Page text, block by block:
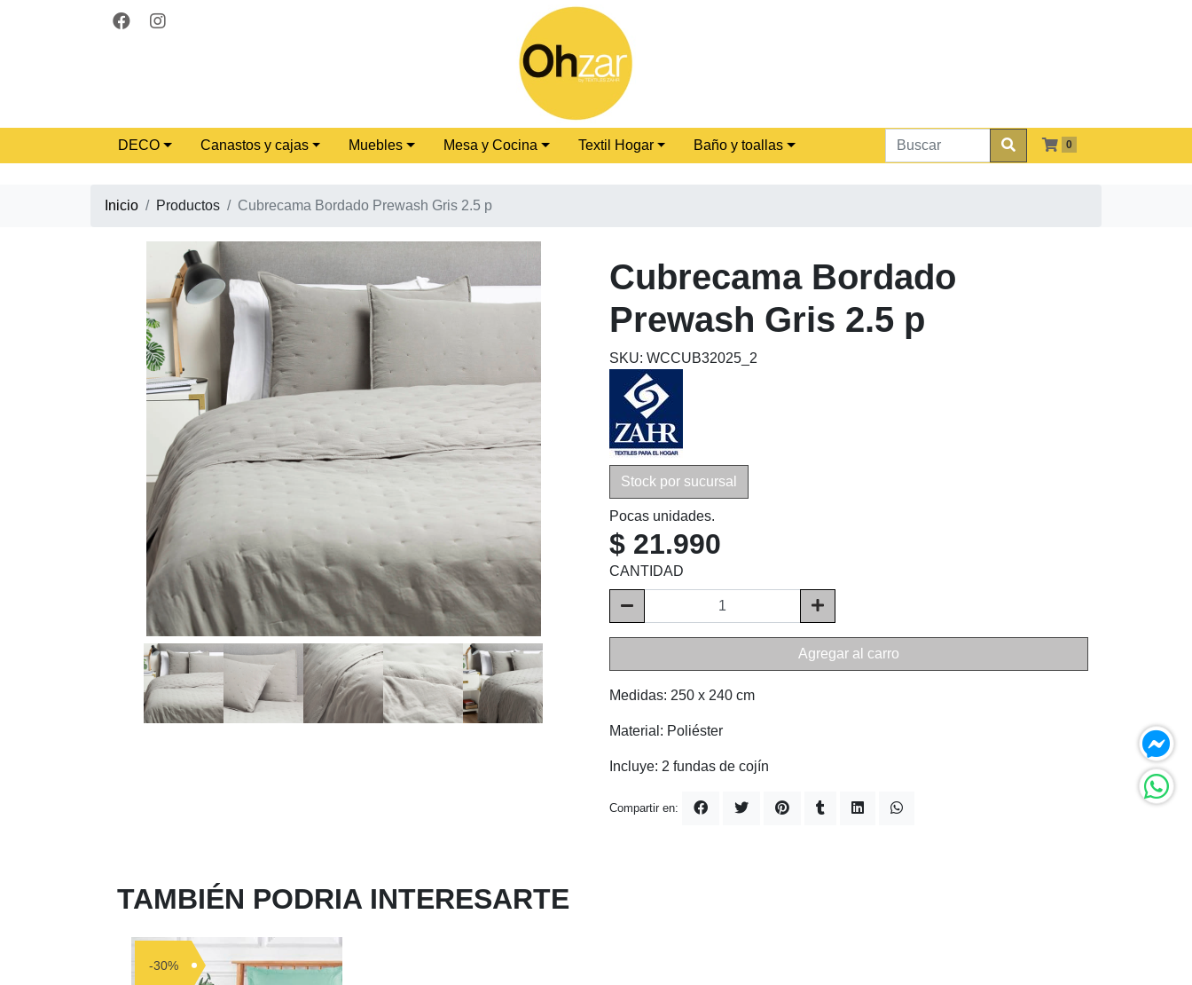
0
DECO Canastos y cajas Muebles Mesa y Cocina Textil Hogar Baño y toallas
Inicio Productos Cubrecama Bordado Prewash Gris 2.5 p
Cubrecama Bordado
Prewash Gris 2.5 p
SKU: WCCUB32025_2
Stock por sucursal
Pocas unidades.
$ 21.990
CANTIDAD
Agregar al carro
Medidas: 250 x 240 cm
Material: Poliéster
Incluye: 2 fundas de cojín
Compartir en:
TAMBIÉN PODRIA INTERESARTE
-30%